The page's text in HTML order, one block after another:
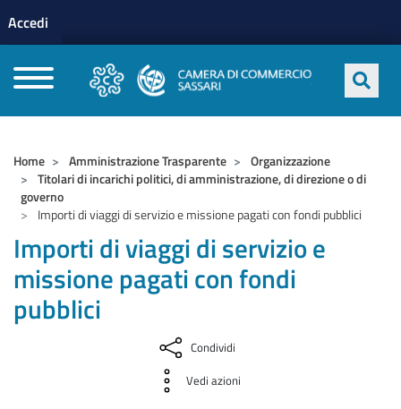
profilo utente
Accedi
Home Amministrazione Trasparente
Organizzazione
Titolari di incarichi politici, di amministrazione, di direzione o di
governo
Importi di viaggi di servizio e missione pagati con fondi pubblici
Importi di viaggi di servizio e
missione pagati con fondi
pubblici
Condividi
Vedi azioni